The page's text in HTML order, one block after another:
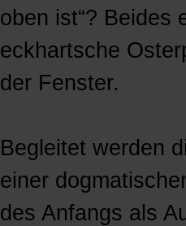
oben ist“? Beides
eckhartsche
der Fenster.
Begleitet werden
einer
des Anfangs als